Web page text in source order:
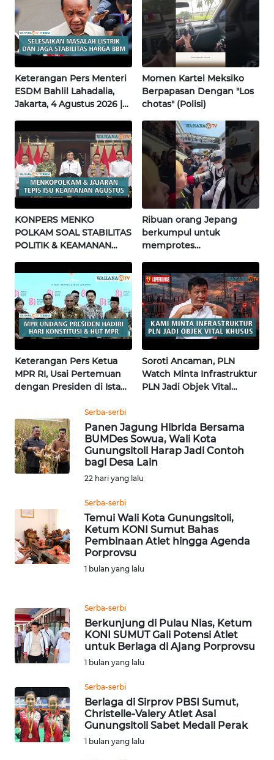
Keterangan Pers Menteri
ESDM Bahlil Lahadalia,
Jakarta, 4 Agustus 2026 |
Momen Kartel Meksiko
Berpapasan Dengan "Los
chotas" (Polisi)
KONPERS MENKO
POLKAM SOAL STABILITAS
POLITIK & KEAMANAN
Terkini
Ribuan orang Jepang
berkumpul untuk
memprotes
pertama di Fujisawa
Keterangan Pers Ketua
MPR RI, Usai Pertemuan
dengan Presiden di Istana
Soroti Ancaman, PLN
Watch Minta Infrastruktur
PLN Jadi Objek Vital
Serba-serbi
Panen Jagung Hibrida Bersama
BUMDes Sowua, Wali Kota
Gunungsitoli Harap Jadi Contoh
bagi Desa Lain
22 hari yang lalu
Serba-serbi
Temui Wali Kota Gunungsitoli,
Ketum KONI Sumut Bahas
Pembinaan Atlet hingga Agenda
Porprovsu
1 bulan yang lalu
Serba-serbi
Berkunjung di Pulau Nias, Ketum
KONI SUMUT Gali Potensi Atlet
untuk Berlaga di Ajang Porprovsu
1 bulan yang lalu
Serba-serbi
Berlaga di Sirprov PBSI Sumut,
Christelle-Valery Atlet Asal
Gunungsitoli Sabet Medali Perak
1 bulan yang lalu
BENGKULU
WN
LAMPUNG
WN
JATENG
WN
NUSANTARA
WN
JOGJA
WN
JATIM
WN
KALBAR
WN
KALTENG
KALTARA
WN
KALSEL
KALTIM
WN
SULSEL
WN
SULUT
MALUKU
WN
MALUT